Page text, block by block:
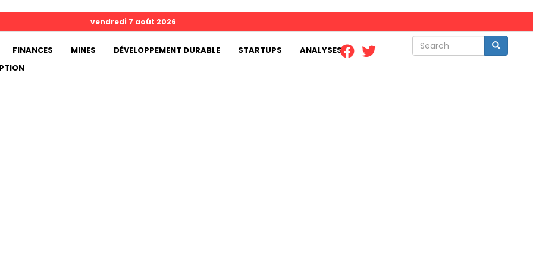
Search Search
vendredi 7 août 2026
FINANCES MINES DÉVELOPPEMENT DURABLE STARTUPS
ANALYSES